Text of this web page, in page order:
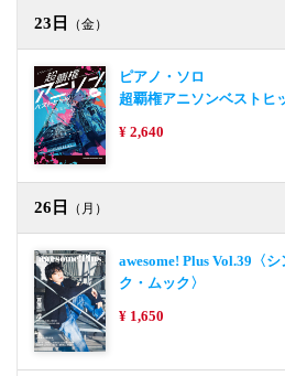
23日 （金）
ピアノ・ソロ
超覇権アニソンベストヒ
¥ 2,640
26日 （月）
awesome! Plus Vol.39〈
ク・ムック〉
¥ 1,650